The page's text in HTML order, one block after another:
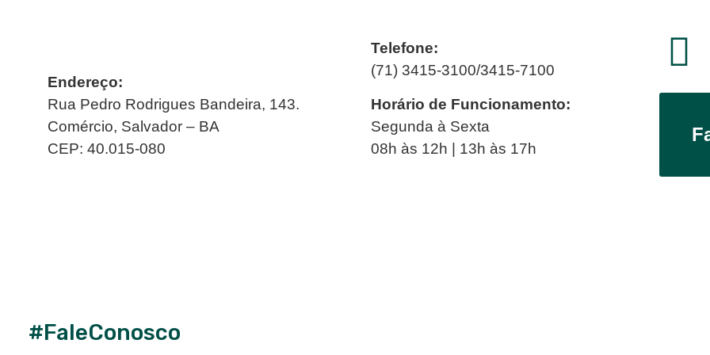
Endereço:
Rua Pedro Rodrigues Bandeira, 143.
Comércio, Salvador – BA
CEP: 40.015-080
Telefone:
(71) 3415-3100/3415-7100
Horário de Funcionamento:
Segunda à Sexta
08h às 12h | 13h às 17h
#FaleConosco